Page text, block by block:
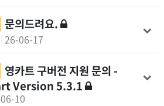
문의드려요.
26-06-17
영카트 구버전 지원 문의 -
Version 5.3.1
10